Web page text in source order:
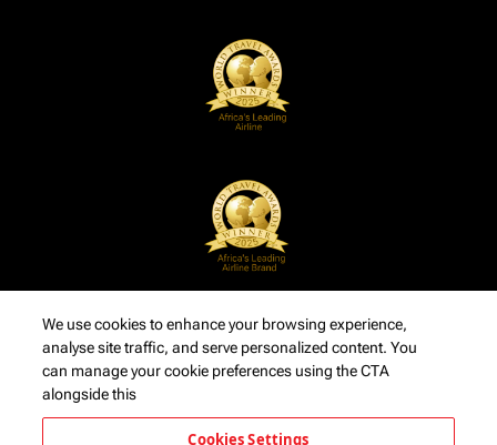
We use cookies to enhance your browsing experience,
analyse site traffic, and serve personalized content. You
can manage your cookie preferences using the CTA
alongside this
Cookies Settings